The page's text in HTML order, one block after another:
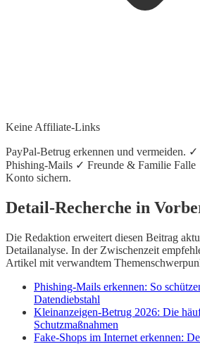
Keine Affiliate-Links
PayPal-Betrug erkennen und vermeiden.
Phishing-Mails ✓ Freunde & Familie
Konto sichern.
Detail-Recherche in
Die Redaktion erweitert diesen Beitrag
Detailanalyse. In der Zwischenzeit
Artikel mit verwandtem
Phishing-Mails erkennen: So
Datendiebstahl
Kleinanzeigen-Betrug 2026: Die
Schutzmaßnahmen
Fake-Shops im Internet erkennen: